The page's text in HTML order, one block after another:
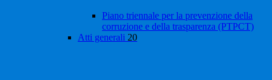
Piano triennale per la prevenzione della
corruzione e della trasparenza (PTPCT)
Atti generali 20